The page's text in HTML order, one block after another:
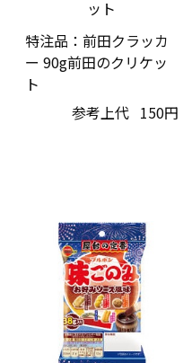
特注品：前田クラッカ
ー 90g前田のクリケッ
ト
参考上代 150円